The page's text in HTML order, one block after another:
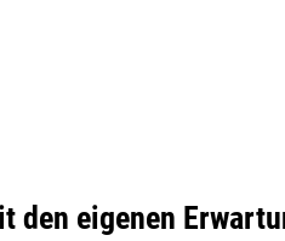
den eigenen